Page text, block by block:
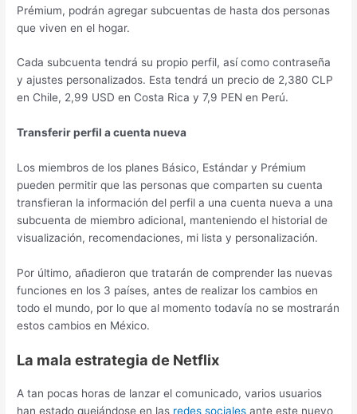
Prémium, podrán agregar subcuentas de hasta dos personas
que viven en el hogar.
Cada subcuenta tendrá su propio perfil, así como contraseña
y ajustes personalizados. Esta tendrá un precio de 2,380 CLP
en Chile, 2,99 USD en Costa Rica y 7,9 PEN en Perú.
Transferir perfil a cuenta nueva
Los miembros de los planes Básico, Estándar y Prémium
pueden permitir que las personas que comparten su cuenta
transfieran la información del perfil a una cuenta nueva a una
subcuenta de miembro adicional, manteniendo el historial de
visualización, recomendaciones, mi lista y personalización.
Por último, añadieron que tratarán de comprender las nuevas
funciones en los 3 países, antes de realizar los cambios en
todo el mundo, por lo que al momento todavía no se mostrarán
estos cambios en México.
La mala estrategia de Netflix
A tan pocas horas de lanzar el comunicado, varios usuarios
han estado quejándose en las redes sociales ante este nuevo